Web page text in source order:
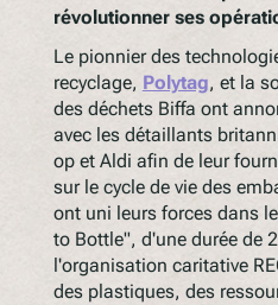
révolutionner ses
Le pionnier des
recyclage, Polytag, et la
des déchets Biffa ont
avec les détaillants
op et Aldi afin de leur
sur le cycle de vie des
ont uni leurs forces dans
to Bottle", d'une durée de
l'organisation caritative
des plastiques, des